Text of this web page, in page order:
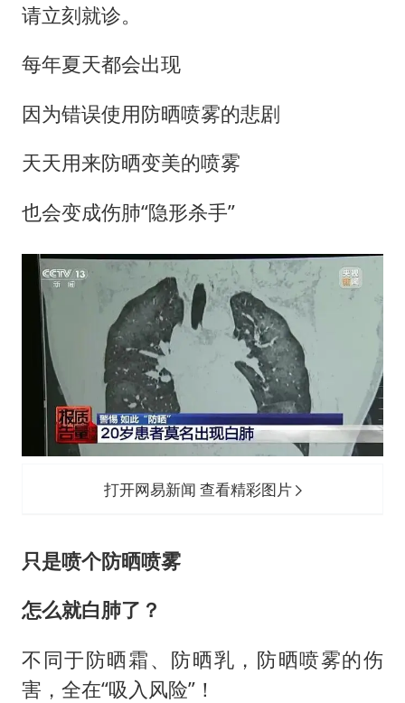
请立刻就诊。
每年夏天都会出现
因为错误使用防晒喷雾的悲剧
天天用来防晒变美的喷雾
也会变成伤肺“隐形杀手”
打开网易新闻 查看精彩图片
只是喷个防晒喷雾
怎么就白肺了？
不同于防晒霜、防晒乳，防晒喷雾的伤
害，全在“吸入风险”！